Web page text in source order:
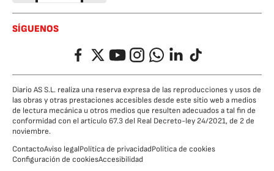
SÍGUENOS
FacebookTwitterYouTubeInstagramWhatsappLinkedIn
TikTok
Diario AS S.L. realiza una reserva expresa de las reproducciones y usos de
las obras y otras prestaciones accesibles desde este sitio web a medios
de lectura mecánica u otros medios que resulten adecuados a tal fin de
conformidad con el artículo 67.3 del Real Decreto-ley 24/2021, de 2 de
noviembre.
ContactoAviso legalPolítica de privacidadPolítica de cookies
Configuración de cookiesAccesibilidad